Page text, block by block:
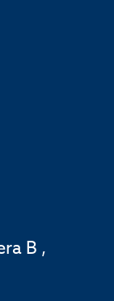
B ,